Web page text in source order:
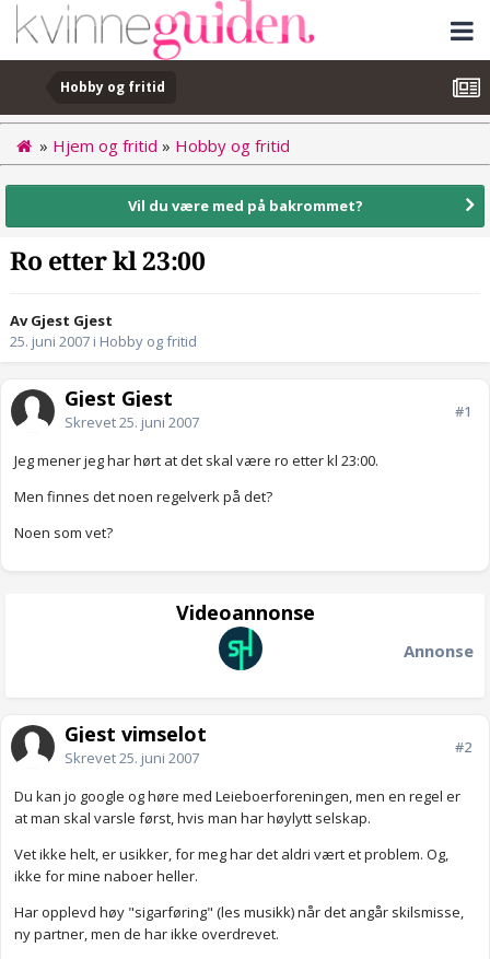
Hobby og fritid
» Hjem og fritid » Hobby og fritid
Vil du være med på bakrommet?
Ro etter kl 23:00
Av Gjest Gjest
25. juni 2007 i Hobby og fritid
Gjest Gjest
Skrevet25. juni 2007
#1
Jeg mener jeg har hørt at det skal være ro etter kl 23:00.
Men finnes det noen regelverk på det?
Noen som vet?
Videoannonse
Annonse
Gjest vimselot
Skrevet25. juni 2007
#2
Du kan jo google og høre med Leieboerforeningen, men en regel er
at man skal varsle først, hvis man har høylytt selskap.
Vet ikke helt, er usikker, for meg har det aldri vært et problem. Og,
ikke for mine naboer heller.
Har opplevd høy "sigarføring" (les musikk) når det angår skilsmisse,
ny partner, men de har ikke overdrevet.